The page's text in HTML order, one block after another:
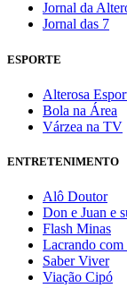
Jornal da
Jornal das 7
ESPORTE
Alterosa
Bola na Área
Várzea na TV
ENTRETENIMENTO
Alô Doutor
Don e Juan e
Flash Minas
Lacrando
Saber Viver
Viação Cipó